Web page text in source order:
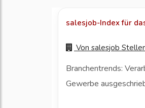
salesjob-Index für
Von salesjob
Branchentrends:
Gewerbe